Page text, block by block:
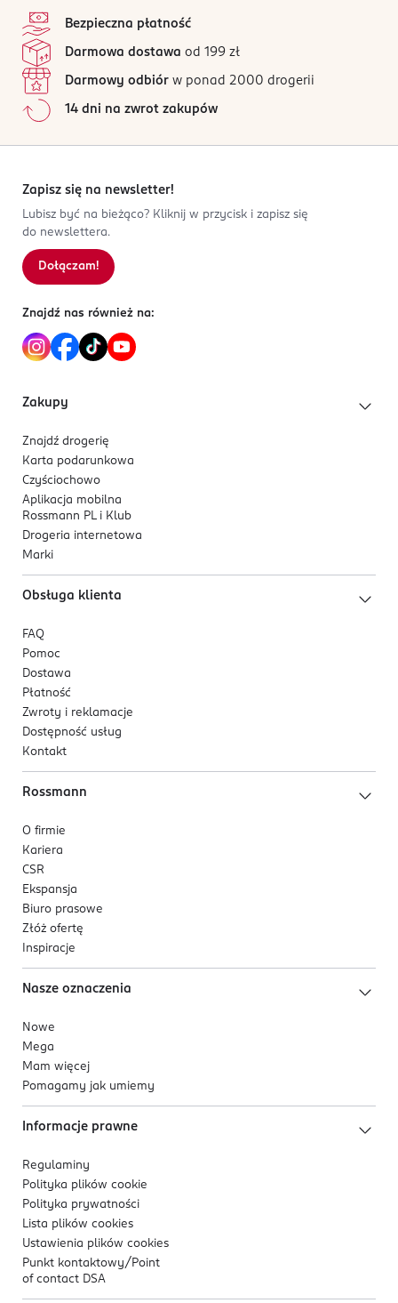
Bezpieczna płatność
Darmowa dostawa od 199 zł
Darmowy odbiór w ponad 2000 drogerii
14 dni na zwrot zakupów
Zapisz się na newsletter!
Lubisz być na bieżąco? Kliknij w przycisk i zapisz się
do newslettera.
Dołączam!
Znajdź nas również na:
Zakupy
Znajdź drogerię
Karta podarunkowa
Czyściochowo
Aplikacja mobilna
Rossmann PL i Klub
Drogeria internetowa
Marki
Obsługa klienta
FAQ
Pomoc
Dostawa
Płatność
Zwroty i reklamacje
Dostępność usług
Kontakt
Rossmann
O firmie
Kariera
CSR
Ekspansja
Biuro prasowe
Złóż ofertę
Inspiracje
Nasze oznaczenia
Nowe
Mega
Mam więcej
Pomagamy jak umiemy
Informacje prawne
Regulaminy
Polityka plików cookie
Polityka prywatności
Lista plików cookies
Ustawienia plików cookies
Punkt kontaktowy/ Point
of contact DSA